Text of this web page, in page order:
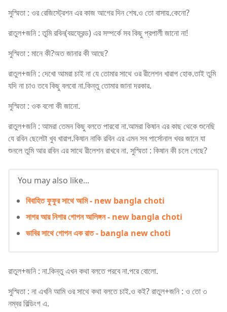
সুস্মিতা : ওর রেজিস্ট্রেশন এর কাজ আগের দিন শেষ.ও তো বাসায়.কেনো?
রাতুল+জনি : তুমি রবিন(বয়ফ্রেন্ড) এর সম্পর্কে সব কিছু প্রপার্লী জানো না!
সুস্মিতা : মানে কী?অত জানার কী আছে?
রাতুল+জনি : দেখো আমরা চাই না যে তোমার সাথে ওর রীলেশন খারাপ হোক.তাই তুমি
যদি না চাও তবে কিছু বলবো না.কিন্তু তোমার জানা দরকার.
সুস্মিতা : ওক বলো কী জানো.
রাতুল+জনি : আমরা তেমন কিছু বলতে পারবো না.আমরা কিষান এর কাছ থেকে শুনেছি
যে রবিন ছেলেটা খুব খারাপ.কিষান নাকি রবিন এর এমন সব পার্সোনাল খবর জানে যা
শুনলে তুমি আর রবিন এর সাথে রীলেশন রাখবে না. সুস্মিতা : কিষান কী চলে গেছে?
You may also like...
বিবাহিত ফুফুর সাথে আমি - new bangla choti
সাগর আর নিশার গোপন আলিঙ্গন - new bangla choti
ভাবির সাথে গোপন এক রাত - bangla new choti
রাতুল+জনি : না.কিন্তু এখন কথা বলতে পরবে না.পরে বোলো.
সুস্মিতা : না এখনি আমি ওর সাথে কথা বলতে চাই.ও কই? রাতুল+জনি : ও তো ৩
নম্বর বিল্ডিংগ এ.